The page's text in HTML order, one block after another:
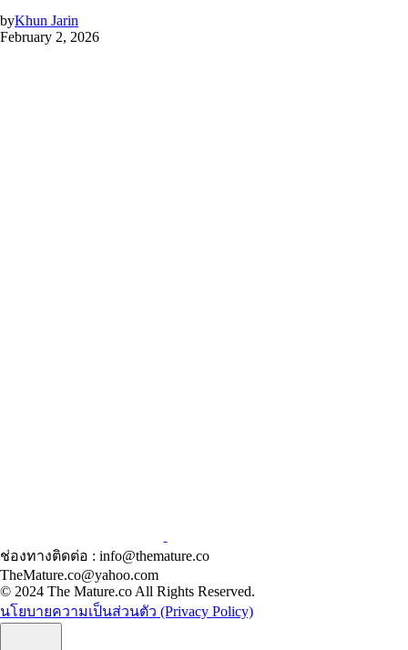
byKhun Jarin
February 2, 2026
ช่องทางติดต่อ : info@themature.co
TheMature.co@yahoo.com
© 2024 The Mature.co All Rights Reserved.
นโยบายความเป็นส่วนตัว (Privacy Policy)